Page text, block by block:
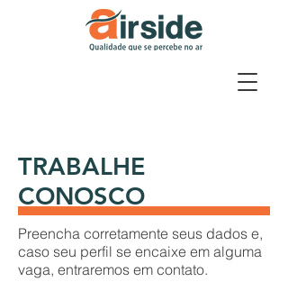
TRABALHE
CONOSCO
Preencha corretamente seus dados e,
caso seu perfil se encaixe em alguma
vaga, entraremos em contato.